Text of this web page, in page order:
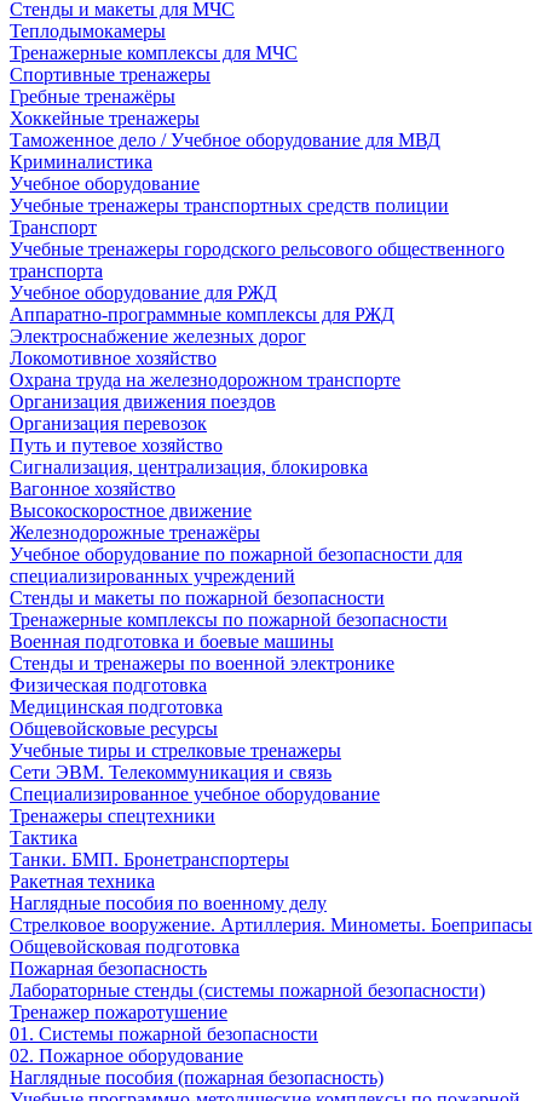
Стенды и макеты для МЧС
Теплодымокамеры
Тренажерные комплексы для МЧС
Спортивные тренажеры
Гребные тренажёры
Хоккейные тренажеры
Таможенное дело / Учебное оборудование для МВД
Криминалистика
Учебное оборудование
Учебные тренажеры транспортных средств полиции
Транспорт
Учебные тренажеры городского рельсового общественного
транспорта
Учебное оборудование для РЖД
Аппаратно-программные комплексы для РЖД
Электроснабжение железных дорог
Локомотивное хозяйство
Охрана труда на железнодорожном транспорте
Организация движения поездов
Организация перевозок
Путь и путевое хозяйство
Сигнализация, централизация, блокировка
Вагонное хозяйство
Высокоскоростное движение
Железнодорожные тренажёры
Учебное оборудование по пожарной безопасности для
специализированных учреждений
Стенды и макеты по пожарной безопасности
Тренажерные комплексы по пожарной безопасности
Военная подготовка и боевые машины
Стенды и тренажеры по военной электронике
Физическая подготовка
Медицинская подготовка
Общевойсковые ресурсы
Учебные тиры и стрелковые тренажеры
Сети ЭВМ. Телекоммуникация и связь
Специализированное учебное оборудование
Тренажеры спецтехники
Тактика
Танки. БМП. Бронетранспортеры
Ракетная техника
Наглядные пособия по военному делу
Стрелковое вооружение. Артиллерия. Минометы. Боеприпасы
Общевойсковая подготовка
Пожарная безопасность
Лабораторные стенды (системы пожарной безопасности)
Тренажер пожаротушение
01. Системы пожарной безопасности
02. Пожарное оборудование
Наглядные пособия (пожарная безопасность)